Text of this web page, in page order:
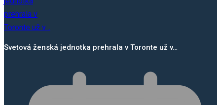
Svetová ženská jednotka prehrala v Toronte už v…